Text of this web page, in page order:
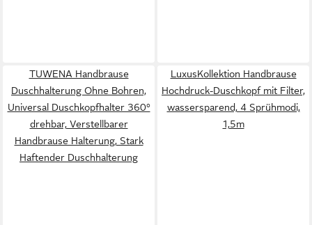
TUWENA Handbrause
Duschhalterung Ohne Bohren,
Universal Duschkopfhalter 360°
drehbar, Verstellbarer
Handbrause Halterung, Stark
Haftender Duschhalterung
LuxusKollektion Handbrause
Hochdruck-Duschkopf mit Filter,
wassersparend, 4 Sprühmodi,
1,5m